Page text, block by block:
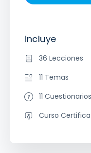
Incluye
36 Lecciones
11 Temas
11 Cuestionarios
Curso